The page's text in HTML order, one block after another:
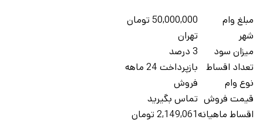
مبلغ وام 50,000,000 تومان
شهر
تهران
میزان سود
3 درصد
تعداد اقساط
بازپرداخت 24 ماهه
نوع وام
فروش
قیمت فروش تماس بگیرید
اقساط ماهیانه2,149,061 تومان